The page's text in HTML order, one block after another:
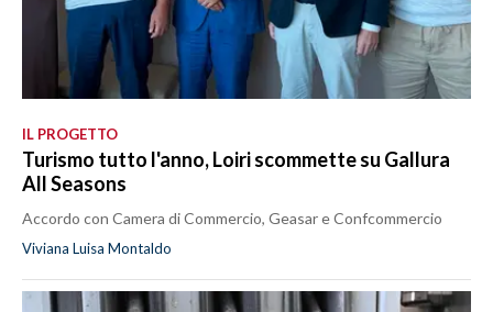
IL PROGETTO
Turismo tutto l'anno, Loiri scommette su Gallura
All Seasons
Accordo con Camera di Commercio, Geasar e Confcommercio
Viviana Luisa Montaldo